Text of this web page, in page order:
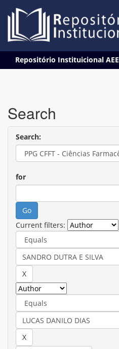
navigation
Repositório Instituicional AEE
Search
Search:
for
Current filters: